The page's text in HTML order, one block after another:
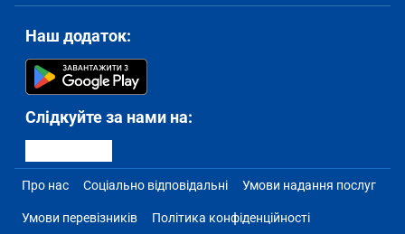
Наш додаток:
Слідкуйте за нами на:
Про нас Соціально відповідальні Умови надання послуг
Умови перевізників Політика конфіденційності